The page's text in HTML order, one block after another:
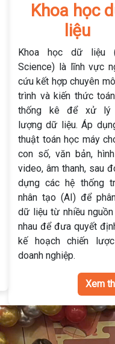
Khoa học
liệu
Khoa học dữ liệu
Science) là lĩnh vực
cứu kết hợp chuyên
trình và kiến thức
thống kê để xử lý
lượng dữ liệu. Áp
thuật toán học máy
con số, văn bản,
video, âm thanh, sau
dựng các hệ thống
nhân tạo (AI) để
dữ liệu từ nhiều
nhau để đưa quyết
kế hoạch chiến
doanh nghiệp.
Xem